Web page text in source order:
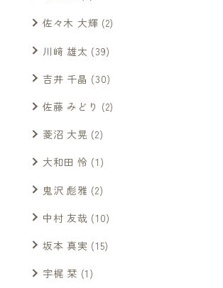
佐々木 大輝 (2)
川﨑 雄太 (39)
吉井 千晶 (30)
佐藤 みどり (2)
菱沼 大晃 (2)
大和田 怜 (1)
鬼沢 彪雅 (2)
中村 友哉 (10)
坂本 真実 (15)
宇梶 栞 (1)